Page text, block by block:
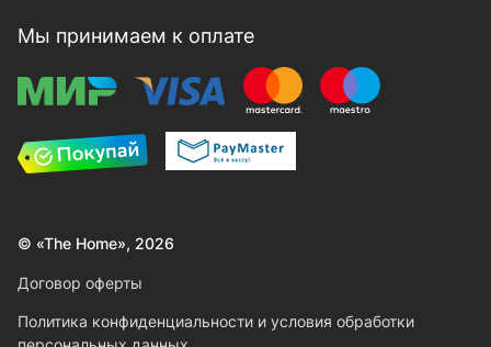
Мы принимаем к оплате
© «The Home», 2026
Договор оферты
Политика конфиденциальности и условия обработки